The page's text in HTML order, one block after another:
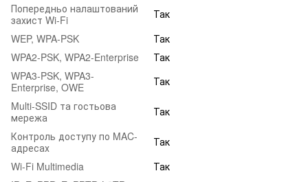
Попередньо налаштований
захист Wi-Fi
Так
WEP, WPA-PSK
Так
WPA2-PSK, WPA2-Enterprise
Так
WPA3-PSK, WPA3-
Enterprise, OWE
Так
Multi-SSID та гостьова
мережа
Так
Контроль доступу по MAC-
адресах
Так
Wi-Fi Multimedia
Так